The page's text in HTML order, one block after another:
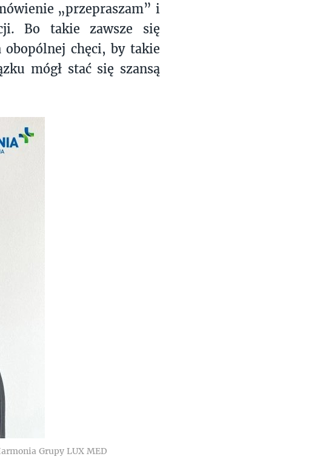
„przepraszam” i
Bo takie zawsze się
chęci, by takie
mógł stać się szansą
Grupy LUX MED